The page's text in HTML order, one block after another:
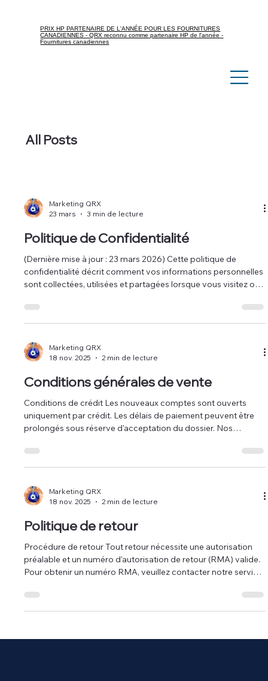
PRIX HP PARTENAIRE DE L'ANNÉE POUR LES FOURNITURES
CANADIENNES - QRX reconnu comme partenaire HP de l'année -
Fournitures canadiennes
All Posts
Marketing QRX
23 mars
3 min de lecture
Politique de Confidentialité
(Dernière mise à jour : 23 mars 2026) Cette politique de
confidentialité décrit comment vos informations personnelles
sont collectées, utilisées et partagées lorsque vous visitez ou
COLLECTE DES RENSEIGNEMENTS PERSONNELS Lorsque
vous visitez le Site, nous recueillons automatiquement
informations sur votre navigateur Web, votre adresse IP, votre
fuseau horaire et cer
Marketing QRX
18 nov. 2025
2 min de lecture
Conditions générales de vente
Conditions de crédit Les nouveaux comptes sont ouverts
uniquement par crédit. Les délais de paiement peuvent être
prolongés sous réserve d'acceptation du dossier. Nos
date de facturation, après acceptation du dossier. Des frais de
service de 1,5 % par mois peuvent être appliqués à tout
une carte de crédit pour régler leurs achats seront soumis à
des frais de
Marketing QRX
18 nov. 2025
2 min de lecture
Politique de retour
Procédure de retour Tout retour nécessite une autorisation
préalable et un numéro d'autorisation de retour (RMA) valide.
Pour obtenir un numéro RMA, veuillez contacter notre service
facture originale ou du bon de livraison, la quantité et le type
de produit, ainsi que le motif du retour. Un formulaire